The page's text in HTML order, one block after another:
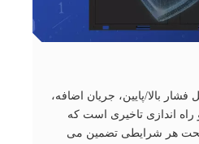
بالا/پایین، جریان اضافه،
راه اندازی تاخیری است که
تحت هر شرایطی تضمین می